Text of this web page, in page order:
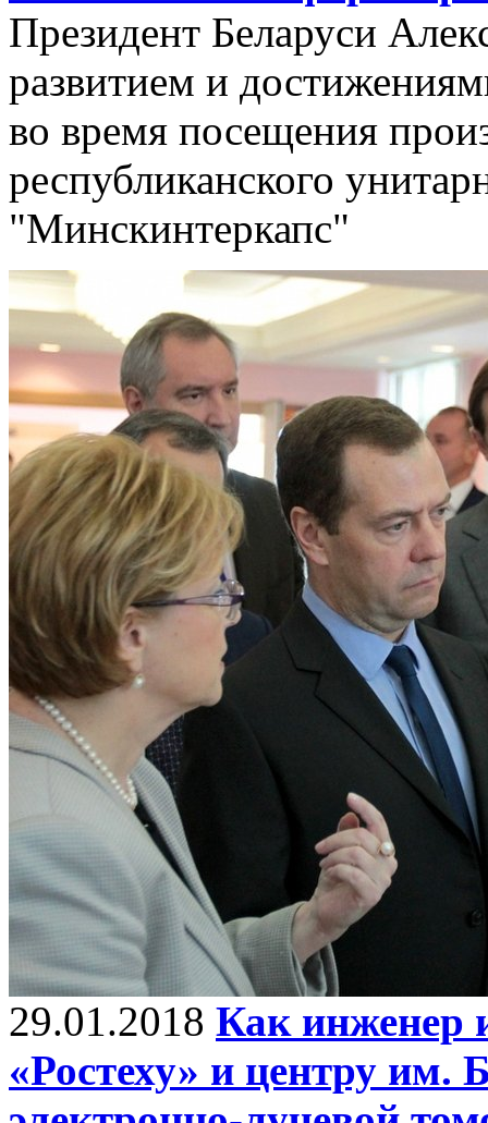
Президент Беларуси
развитием и
во время посещения
республиканского
"Минскинтеркапс"
29.01.2018 Как инженер
«Ростеху» и центру им.